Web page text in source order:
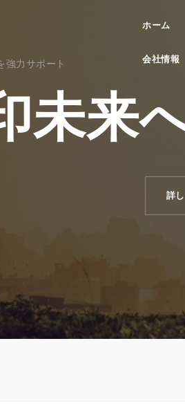
強力サポート
ホーム
会社情報
未来
詳